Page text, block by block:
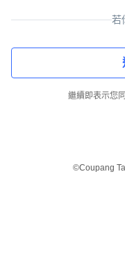
若
繼續即表示您
©Coupang